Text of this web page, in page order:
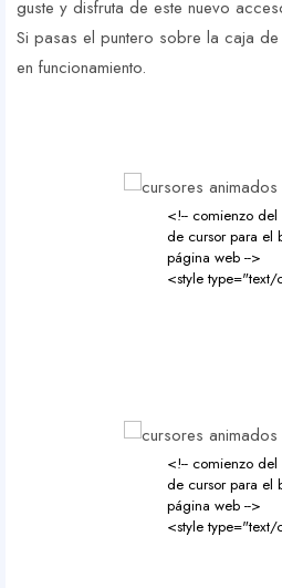
guste y disfruta de este nuevo
Si pasas el puntero sobre la caja
en funcionamiento.